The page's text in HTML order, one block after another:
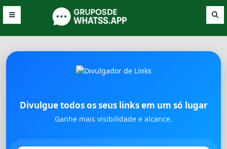
Divulgue todos os seus links em um só lugar
Ganhe mais visibilidade e alcance.